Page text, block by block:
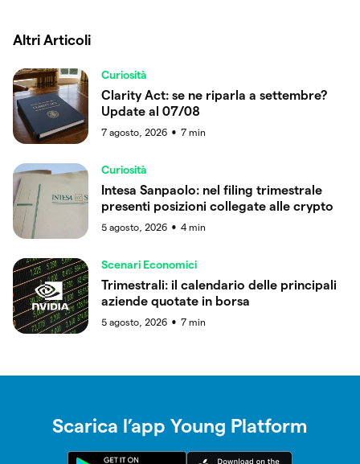
Altri Articoli
Curiosità
Clarity Act: se ne riparla a settembre?
Update al 07/08
7 agosto, 2026 ● 7 min
Curiosità
Intesa Sanpaolo: nel filing trimestrale
presenti posizioni collegate alle crypto
5 agosto, 2026 ● 4 min
Scenari Economici
Trimestrali: il calendario delle principali
aziende quotate in borsa
5 agosto, 2026 ● 7 min
Scarica l’app Young Platform